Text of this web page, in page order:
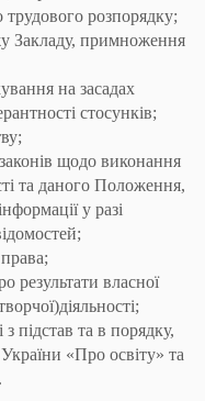
розпорядку;
Закладу, примноження
на засадах
стосунків;
щодо виконання
та даного Положення,
у разі
результати власної
з підстав та в порядку,
«Про освіту» та